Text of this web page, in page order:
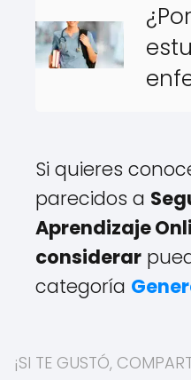
Si quieres
parecidos a
Aprendizaje
considerar
categoría
¡SI TE GUSTÓ,